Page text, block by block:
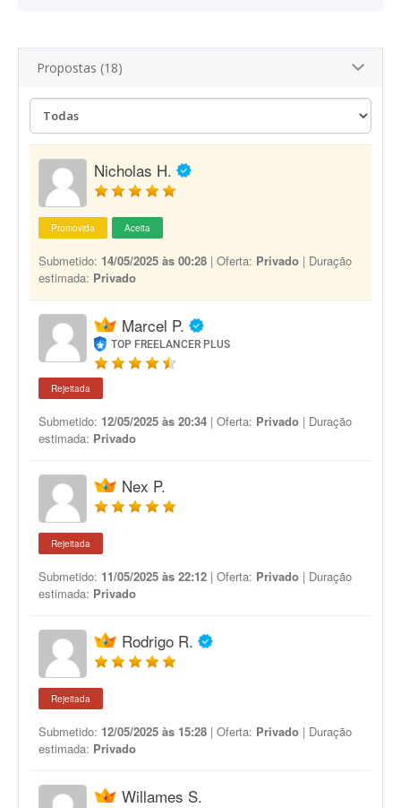
Propostas (18)
Nicholas H.
Promovida Aceita
Submetido: 14/05/2025 às 00:28 | Oferta: Privado | Duração
estimada: Privado
Marcel P.
TOP FREELANCER PLUS
Rejeitada
Submetido: 12/05/2025 às 20:34 | Oferta: Privado | Duração
estimada: Privado
Nex P.
Rejeitada
Submetido: 11/05/2025 às 22:12 | Oferta: Privado | Duração
estimada: Privado
Rodrigo R.
Rejeitada
Submetido: 12/05/2025 às 15:28 | Oferta: Privado | Duração
estimada: Privado
Willames S.